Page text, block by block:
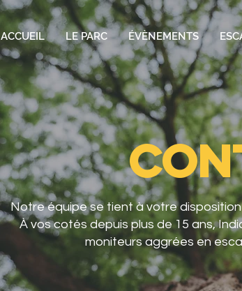
ACCUEIL LE PARC ÉVÈNEMENTS
Notre équipe se tient à votre
À vos cotés depuis plus de 15 ans,
moniteurs aggrées en